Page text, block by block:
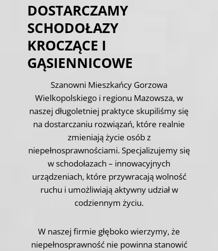
DOSTARCZAMY
SCHODOŁAZY
KROCZĄCE I
GĄSIENNICOWE
Szanowni Mieszkańcy Gorzowa
Wielkopolskiego i regionu Mazowsza, w
naszej długoletniej praktyce skupiliśmy się
na dostarczaniu rozwiązań, które realnie
zmieniają życie osób z
niepełnosprawnościami. Specjalizujemy się
w schodołazach – innowacyjnych
urządzeniach, które przywracają wolność
ruchu i umożliwiają aktywny udział w
codziennym życiu.
W naszej firmie głęboko wierzymy, że
niepełnosprawność nie powinna stanowić